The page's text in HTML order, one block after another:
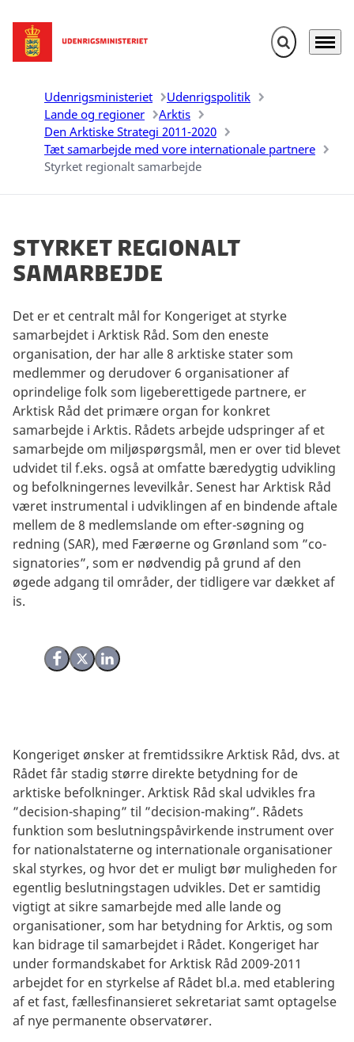
Gå til forsiden Fold søgefelt
Menu
Udenrigsministeriet
Udenrigspolitik
Lande og regioner
Arktis
Den Arktiske Strategi 2011-2020
Tæt samarbejde med vore internationale partnere
Styrket regionalt samarbejde
Styrket regionalt
samarbejde
Del på Facebook
Del på X (Twitter)
Del på LinkedIn
Det er et centralt mål for Kongeriget at styrke
samarbejdet i Arktisk Råd. Som den eneste
organisation, der har alle 8 arktiske stater som
medlemmer og derudover 6 organisationer af
oprindelige folk som ligeberettigede partnere, er
Arktisk Råd det primære organ for konkret
samarbejde i Arktis. Rådets arbejde udspringer af et
samarbejde om miljøspørgsmål, men er over tid blevet
udvidet til f.eks. også at omfatte bæredygtig udvikling
og befolkningernes levevilkår. Senest har Arktisk Råd
været instrumental i udviklingen af en bindende aftale
mellem de 8 medlemslande om efter-søgning og
redning (SAR), med Færøerne og Grønland som ”co-
signatories”, som er nødvendig på grund af den
øgede adgang til områder, der tidligere var dækket af
is.
Kongeriget ønsker at fremtidssikre Arktisk Råd, dvs. at
Rådet får stadig større direkte betydning for de
arktiske befolkninger. Arktisk Råd skal udvikles fra
”decision-shaping” til ”decision-making”. Rådets
funktion som beslutningspåvirkende instrument over
for nationalstaterne og internationale organisationer
skal styrkes, og hvor det er muligt bør muligheden for
egentlig beslutningstagen udvikles. Det er samtidig
vigtigt at sikre samarbejde med alle lande og
organisationer, som har betydning for Arktis, og som
kan bidrage til samarbejdet i Rådet. Kongeriget har
under formandskabet for Arktisk Råd 2009-2011
arbejdet for en styrkelse af Rådet bl.a. med etablering
af et fast, fællesfinansieret sekretariat samt optagelse
af nye permanente observatører.